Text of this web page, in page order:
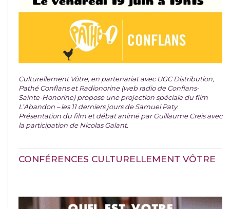
Culturellement Vôtre, en partenariat avec UGC Distribution,
Pathé Conflans et Radionorine (web radio de Conflans-
Sainte-Honorine) propose une projection spéciale du film
L’Abandon – les 11 derniers jours de Samuel Paty.
Présentation du film et débat animé par Guillaume Creis avec
la participation de Nicolas Galant.
CONFÉRENCES CULTURELLEMENT VÔTRE